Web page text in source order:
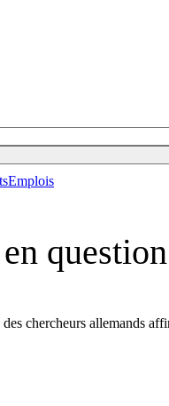
Emplois
chercheurs allemands